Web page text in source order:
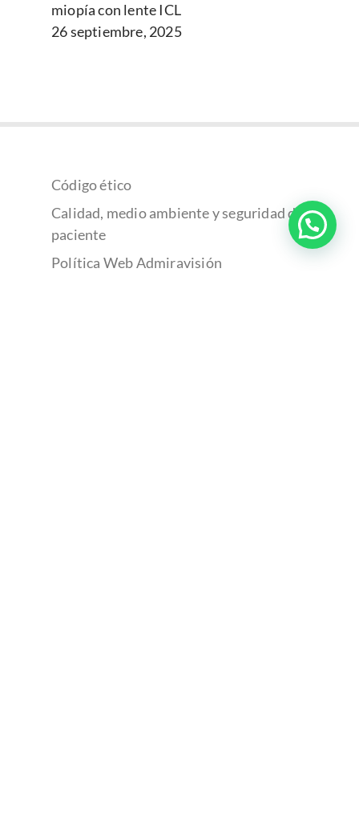
miopía con lente ICL
26 septiembre, 2025
Código ético
Calidad, medio ambiente y seguridad del
paciente
Política Web Admiravisión